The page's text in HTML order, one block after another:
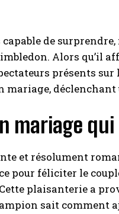
de
Alors qu’il
présents sur
mariage,
mariage
et résolument
pour féliciter le
Cette plaisanterie a
sait comment